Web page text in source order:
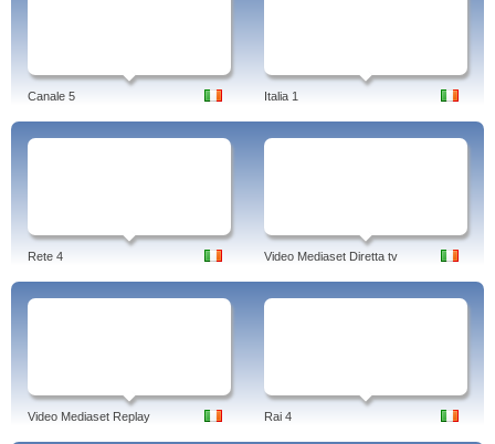
Canale 5 Italia 1
Rete 4 Video Mediaset Diretta tv
Video Mediaset Replay Rai 4